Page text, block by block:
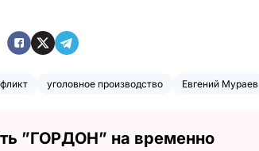
уголовное производство Евгений Мураев
”ГОРДОН” на временно